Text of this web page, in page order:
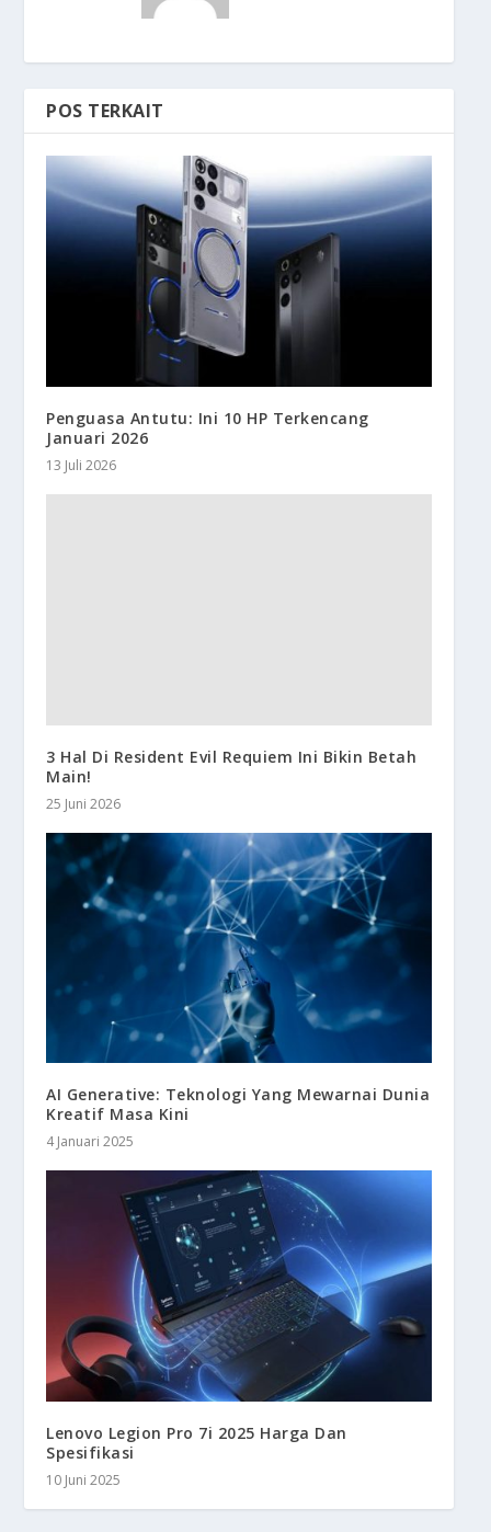
POS TERKAIT
Penguasa Antutu: Ini 10 HP Terkencang
Januari 2026
13 Juli 2026
3 Hal Di Resident Evil Requiem Ini Bikin Betah
Main!
25 Juni 2026
AI Generative: Teknologi Yang Mewarnai Dunia
Kreatif Masa Kini
4 Januari 2025
Lenovo Legion Pro 7i 2025 Harga Dan
Spesifikasi
10 Juni 2025